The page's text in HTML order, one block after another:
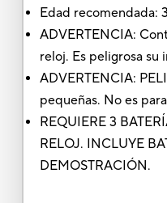
Edad recomendada:
ADVERTENCIA:
reloj. Es peligrosa su
ADVERTENCIA:
pequeñas. No es
REQUIERE 3
RELOJ. INCLUYE
DEMOSTRACIÓN.